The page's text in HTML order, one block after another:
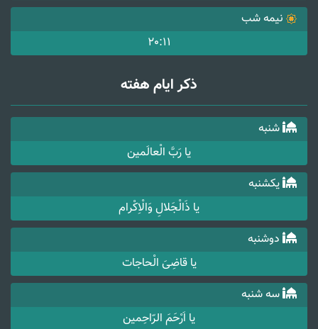
نیمه شب
20:11
ذکر ایام هفته
شنبه
یا رَبَّ الْعالَمین
یکشنبه
یا ذَالْجَلالِ وَالْاِکْرام
دوشنبه
یا قاضِیَ الْحاجات
سه شنبه
یا اَرْحَمَ الرّاحِمین